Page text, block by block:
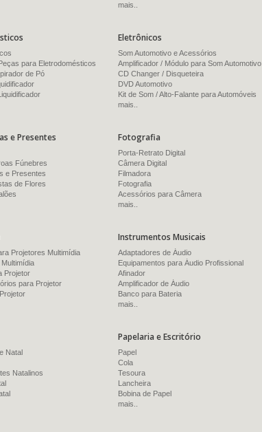
mais..
para Eletrodomésticos
de Pó
Eletrônicos
Som Automotivo e Acessórios
Amplificador / Módulo para Som Automotivo
CD Changer / Disqueteira
DVD Automotivo
Kit de Som / Alto-Falante para Automóveis
mais..
e Presentes
Fúnebres
e Presentes
de Flores
Fotografia
Porta-Retrato Digital
Câmera Digital
Filmadora
Fotografia
Acessórios para Câmera
mais..
Projetores Multimídia
Projetor
para Projetor
Instrumentos Musicais
Adaptadores de Áudio
Equipamentos para Áudio Profissional
Afinador
Amplificador de Áudio
Banco para Bateria
mais..
Natal
Natalinos
Papelaria e Escritório
Papel
Cola
Tesoura
Lancheira
Bobina de Papel
mais..